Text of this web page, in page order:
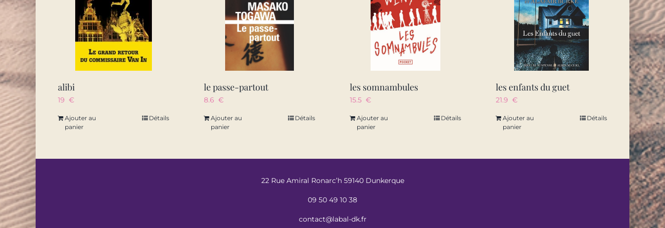
alibi
19 €
Ajouter au
panier
Détails
le passe-partout
8.6 €
Ajouter au
panier
Détails
les somnambules
15.5 €
Ajouter au
panier
Détails
les enfants du guet
21.9 €
Ajouter au
panier
Détails
22 Rue Amiral Ronarc’h 59140 Dunkerque
09 50 49 10 38
contact@labal-dk.fr